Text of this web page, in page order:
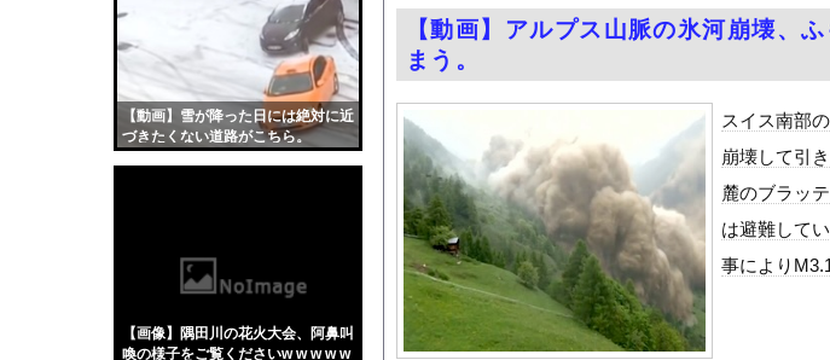
【動画】雪が降った日には絶対に近
づきたくない道路がこちら。
【画像】隅田川の花火大会、阿鼻叫
喚の様子をご覧くださいw w w w w
「片親の女だけはやめとけ」という風潮、広まりつつある・・・
【埼玉】クルド人等の外国人問題と戦う河合ゆうすけ議員 埼玉
堤礼実アナ ノースリーブ！！
積水ハウス「地面師に55億円騙し取られた…」 ワイ「はえーかわ
【悲報】日産e-power、無給油で1980km走行しギネス記録を達
FANZAで夏の動画50％OFFキャンペーン第4弾が始まったぞー！
『Re：ゼロから始める異世界生活』60話感想 氷上のバトル！レグ
【画像】キス釣りするんや
【Xの車窓から】オービスかと思ったら野生の炊飯器で草 ほか
【ポロリ悲話】ネットで拡散してるおっぱいポロリ動画、何故か叩
【衝撃】「かわいい虫」ランキング、ついに発表される
【動画】アルプス山脈の氷河崩壊、
まう。
スイス南部
崩壊して引
麓のブラッ
は避難して
事により